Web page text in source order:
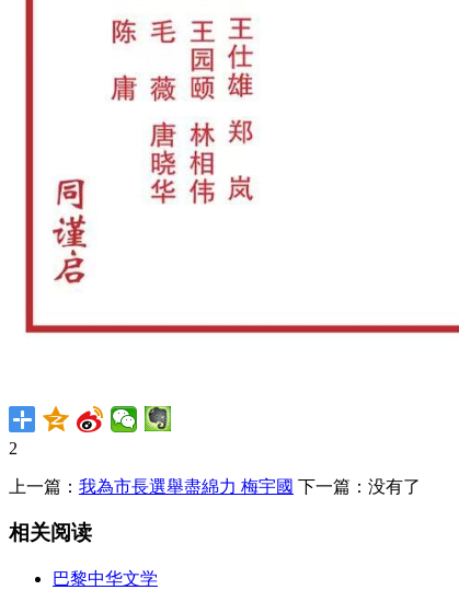
2
上一篇： 我為市長選舉盡綿力 梅宇國 下一篇：没有了
相关阅读
巴黎中华文学